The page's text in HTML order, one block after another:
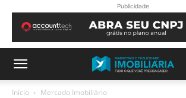
Publicidade
Início Mercado Imobiliário